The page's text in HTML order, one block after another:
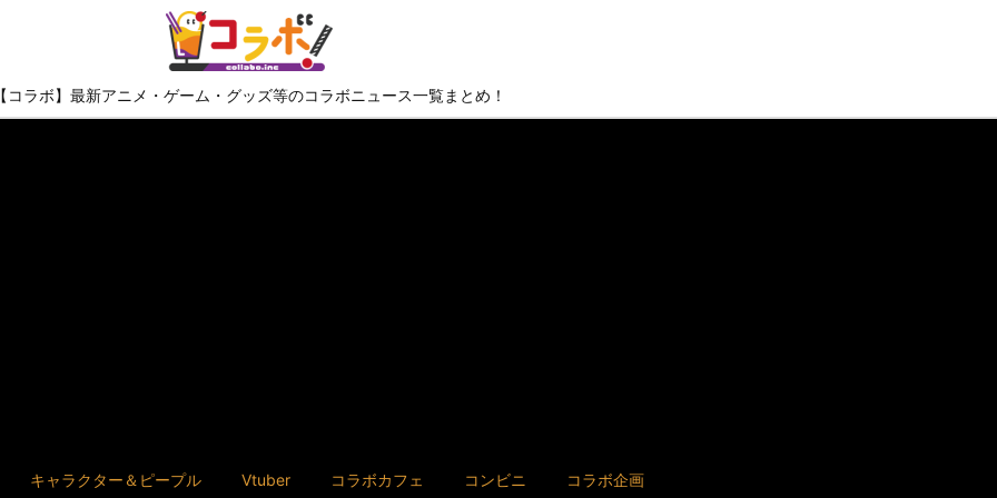
【コラボ】最新アニメ・ゲーム・グッズ等のコラボニュース一覧まとめ！
キャラクター＆ピープル Vtuber コラボカフェ コンビニ コラボ企画